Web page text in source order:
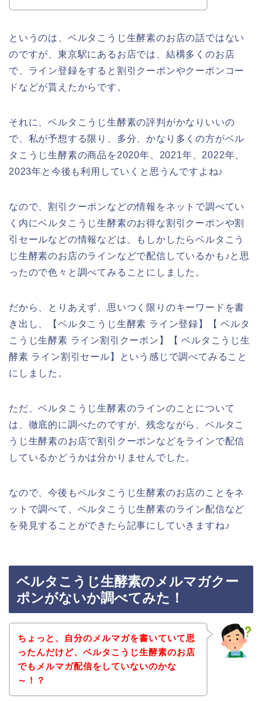
というのは、ベルタこうじ生酵素のお店の話ではない
のですが、東京駅にあるお店では、結構多くのお店
で、ライン登録をすると割引クーポンやクーポンコー
ドなどが貰えたからです。
それに、ベルタこうじ生酵素の評判がかなりいいの
で、私が予想する限り、多分、かなり多くの方がベル
タこうじ生酵素の商品を2020年、2021年、2022年、
2023年と今後も利用していくと思うんですよね♪
なので、割引クーポンなどの情報をネットで調べてい
く内にベルタこうじ生酵素のお得な割引クーポンや割
引セールなどの情報などは、もしかしたらベルタこう
じ生酵素のお店のラインなどで配信しているかも♪と思
ったので色々と調べてみることにしました。
だから、とりあえず、思いつく限りのキーワードを書
き出し、【ベルタこうじ生酵素 ライン登録】【 ベルタ
こうじ生酵素 ライン割引クーポン】【 ベルタこうじ生
酵素 ライン割引セール】という感じで調べてみること
にしました。
ただ、ベルタこうじ生酵素のラインのことについて
は、徹底的に調べたのですが、残念ながら、ベルタこ
うじ生酵素のお店で割引クーポンなどをラインで配信
しているかどうかは分かりませんでした。
なので、今後もベルタこうじ生酵素のお店のことをネ
ットで調べて、ベルタこうじ生酵素のライン配信など
を発見することができたら記事にしていきますね♪
ベルタこうじ生酵素のメルマガクー
ポンがないか調べてみた！
ちょっと、自分のメルマガを書いていて思
ったんだけど、ベルタこうじ生酵素のお店
でもメルマガ配信をしていないのかな
～！？